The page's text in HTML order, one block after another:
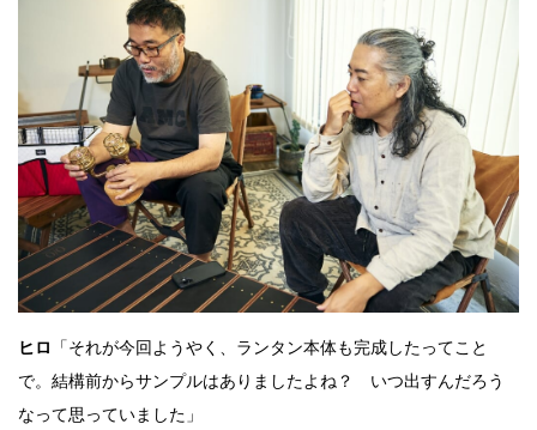
ヒロ
「それが今回ようやく、ランタン本体も完成したってこと
で。結構前からサンプルはありましたよね？ いつ出すんだろう
なって思っていました」